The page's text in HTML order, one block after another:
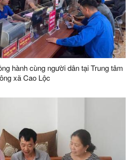
hành cùng người dân tại Trung tâm
xã Cao Lộc